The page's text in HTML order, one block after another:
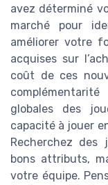
avez déterminé
marché pour
améliorer votre
acquises sur
coût de ces
globales des
capacité à jouer
Recherchez
bons attributs,
votre équipe.